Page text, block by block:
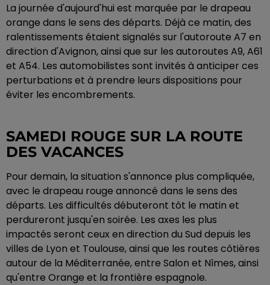
La journée d'aujourd'hui est marquée par le drapeau
orange dans le sens des départs. Déjà ce matin, des
ralentissements étaient signalés sur l'autoroute A7 en
direction d'Avignon, ainsi que sur les autoroutes A9, A61
et A54. Les automobilistes sont invités à anticiper ces
perturbations et à prendre leurs dispositions pour
éviter les encombrements.
SAMEDI ROUGE SUR LA ROUTE
DES VACANCES
Pour demain, la situation s'annonce plus compliquée,
avec le drapeau rouge annoncé dans le sens des
départs. Les difficultés débuteront tôt le matin et
perdureront jusqu'en soirée. Les axes les plus
impactés seront ceux en direction du Sud depuis les
villes de Lyon et Toulouse, ainsi que les routes côtières
autour de la Méditerranée, entre Salon et Nîmes, ainsi
qu'entre Orange et la frontière espagnole.